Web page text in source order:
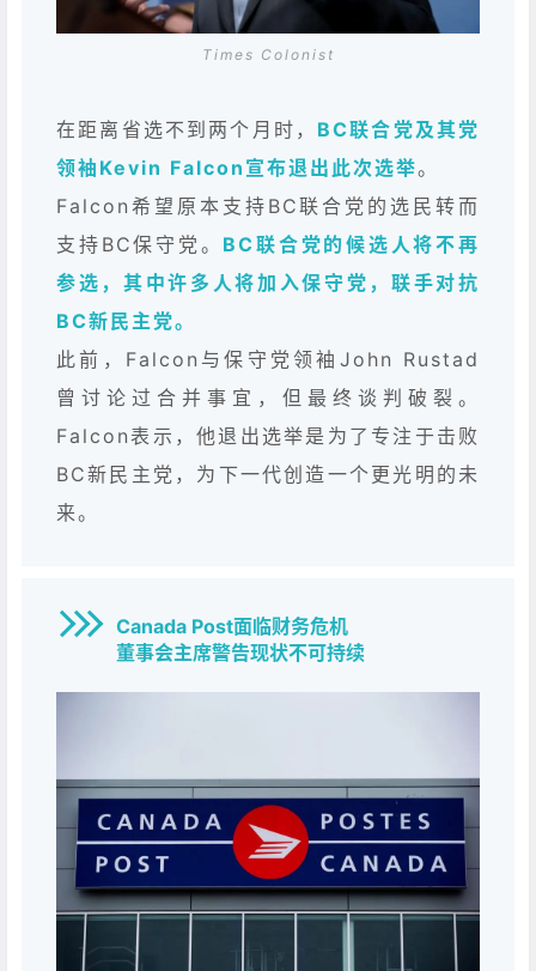
Times Colonist
在距离省选不到两个月时， BC联合党及其党
领袖Kevin Falcon宣布退出此次选举。
Falcon希望原本支持BC联合党的选民转而
支持BC保守党。 BC联合党的候选人将不再
参选，其中许多人将加入保守党，联手对抗
BC新民主党。
此前，Falcon与保守党领袖John Rustad
曾讨论过合并事宜，但最终谈判破裂。
Falcon表示，他退出选举是为了专注于击败
BC新民主党，为下一代创造一个更光明的未
来。
Canada Post面临财务危机
董事会主席警告现状不可持续